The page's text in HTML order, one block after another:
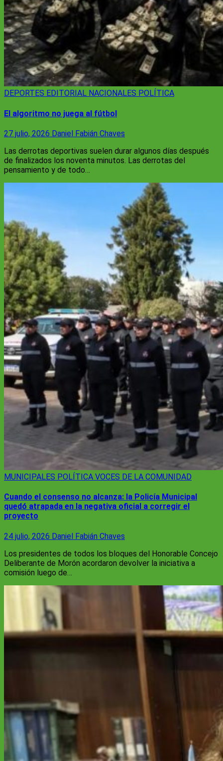
DEPORTES EDITORIAL NACIONALES POLÍTICA
El algoritmo no juega al fútbol
27 julio, 2026 Daniel Fabián Chaves
Las derrotas deportivas suelen durar algunos días después
de finalizados los noventa minutos. Las derrotas del
pensamiento y de todo…
MUNICIPALES POLÍTICA VOCES DE LA COMUNIDAD
Cuando el consenso no alcanza: la Policía Municipal
quedó atrapada en la negativa oficial a corregir el
proyecto
24 julio, 2026 Daniel Fabián Chaves
Los presidentes de todos los bloques del Honorable Concejo
Deliberante de Morón acordaron devolver la iniciativa a
comisión luego de…